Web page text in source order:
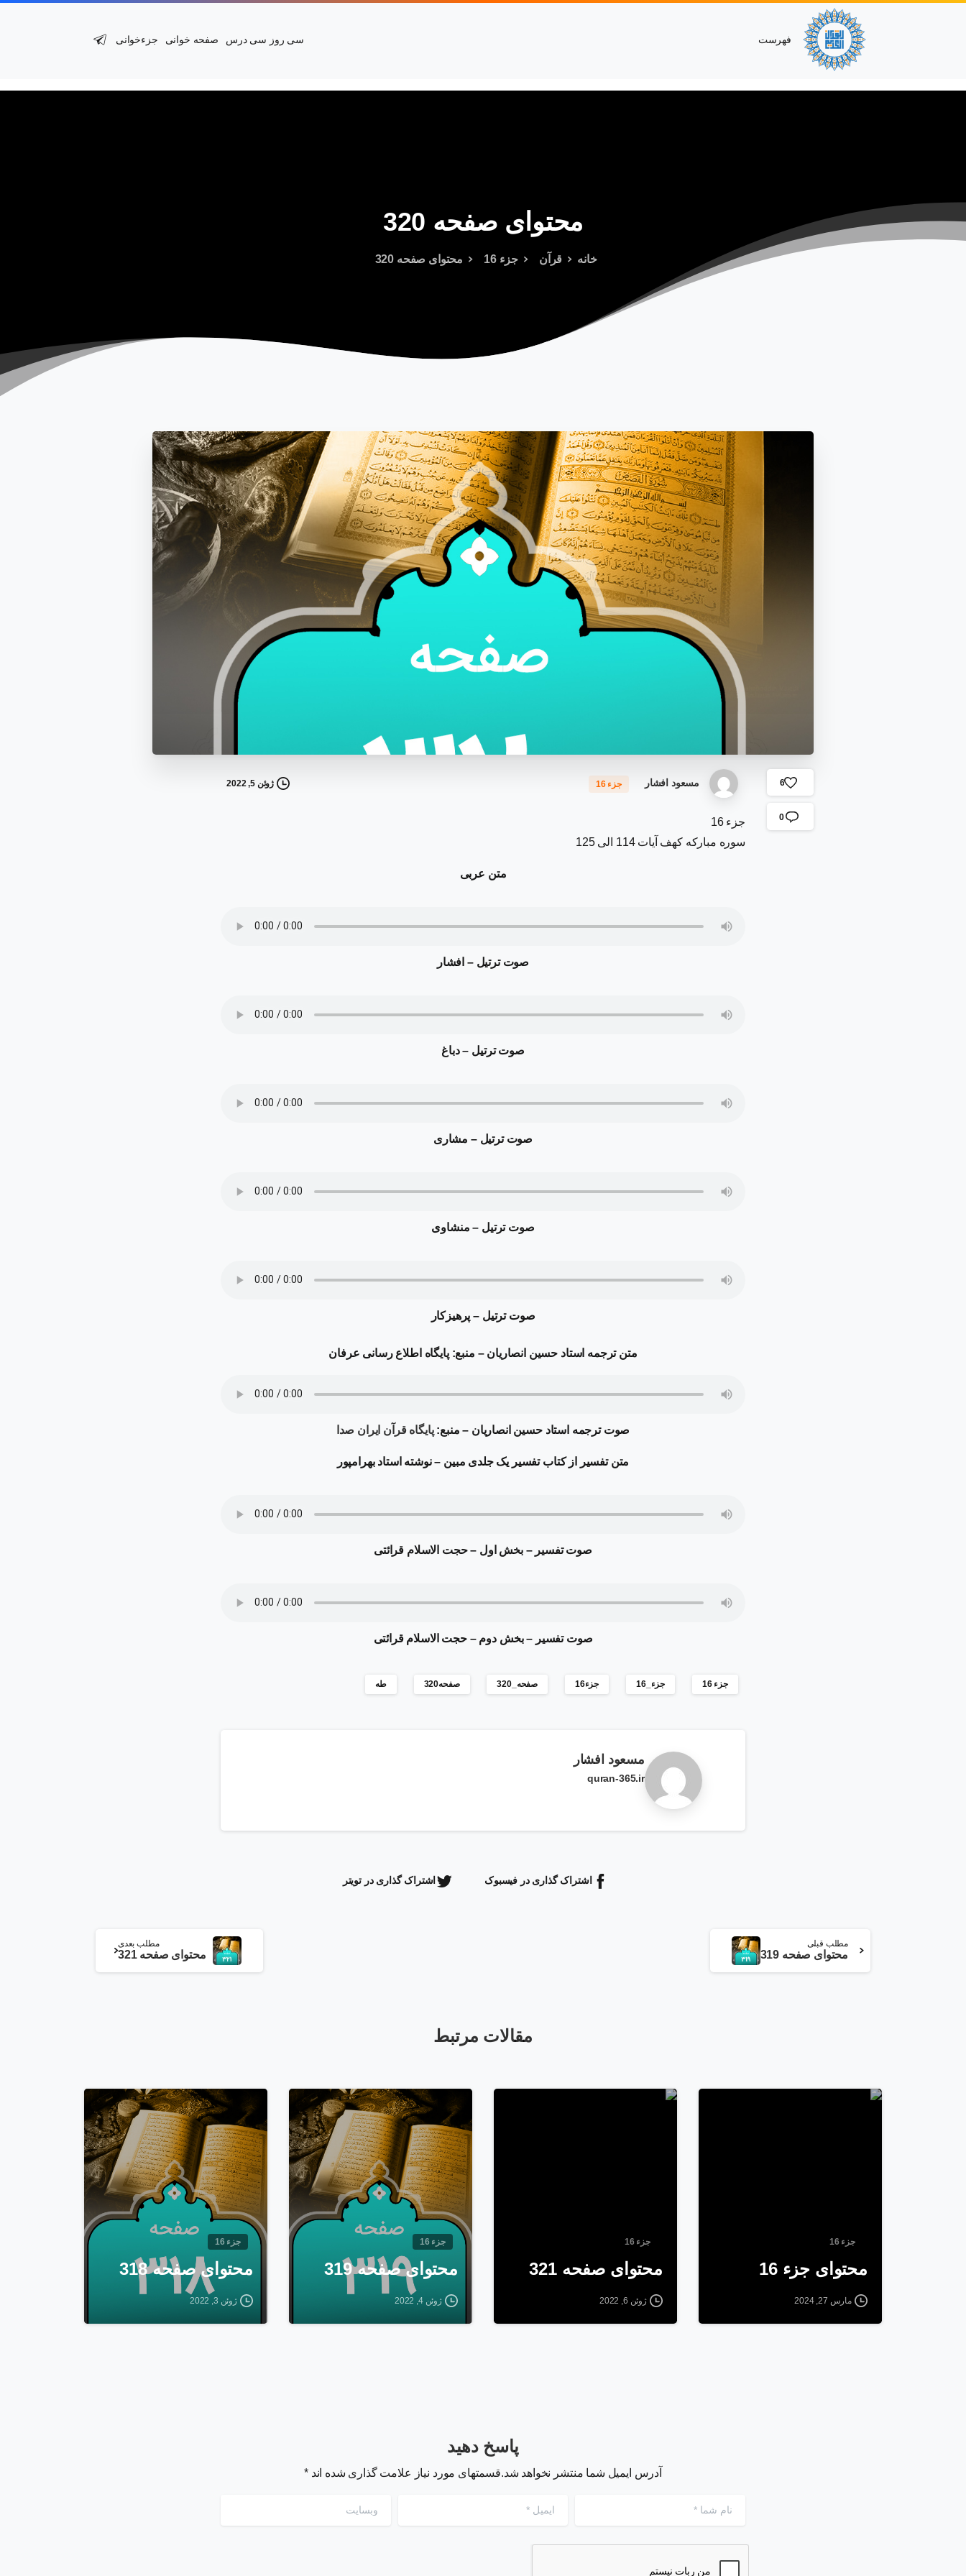
فهرست سی روز سی درس صفحه خوانی جزءخوانی
محتوای صفحه 320
خانه قرآن جزء 16 محتوای صفحه 320
6
0
مسعود افشار جزء 16 ژوئن 5, 2022
جزء 16
سوره مبارکه کهف آیات 114 الی 125
متن عربی
صوت ترتیل – افشار
صوت ترتیل – دباغ
صوت ترتیل – مشاری
صوت ترتیل – منشاوی
صوت ترتیل – پرهیزکار
متن ترجمه استاد حسین انصاریان – منبع: پایگاه اطلاع رسانی عرفان
صوت ترجمه استاد حسین انصاریان – منبع:پایگاه قرآن ایران صدا
متن تفسیر از کتاب تفسیر یک جلدی مبین – نوشته استاد بهرامپور
صوت تفسیر– بخش اول –حجت الاسلام قرائتی
صوت تفسیر –بخش دوم– حجت الاسلام قرائتی
جزء 16 جزء_16 جزء16 صفحه_320 صفحه320 طه
مسعود افشار
quran-365.ir
اشتراک گذاری در فیسبوک اشتراک گذاری در تویتر
ادامه
مطلب
مطلب قبلی
محتوای صفحه 319
مطلب بعدی
محتوای صفحه 321
مقالات مرتبط
جزء 16
محتوای جزء 16
مارس 27, 2024
جزء 16
محتوای صفحه 321
ژوئن 6, 2022
12
جزء 16
محتوای صفحه 319
ژوئن 4, 2022
6
جزء 16
محتوای صفحه 318
ژوئن 3, 2022
پاسخ دهید
آدرس ایمیل شما منتشر نخواهد شد.قسمتهای مورد نیاز علامت گذاری شده اند *
نام شما ایمیل وبسایت